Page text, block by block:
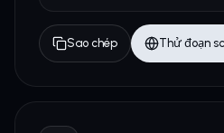
Sao chép Thử đoạn